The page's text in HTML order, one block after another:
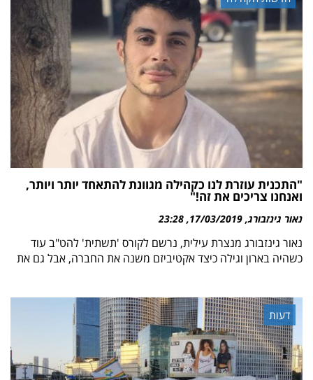
"התכנית עוזרת לנו כקהילה מגוונת להתאחד יותר ויותר,
ואנחנו צריכים את זה!"
נאור גינזבורג 17/03/2019
23:28
נאור גינזבורג מנצרת עילית, נרשם לקורס 'תשתית' להט"ב עוד
כשהיה בארון וגילה כיצד אקטיביזם משנה את החברה, אבל גם את
דעות